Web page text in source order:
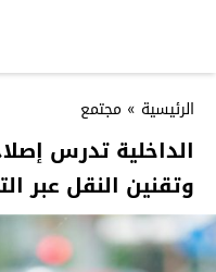
الرئيسية » مجتمع
الداخلية تدرس
وتقنين النقل عبر